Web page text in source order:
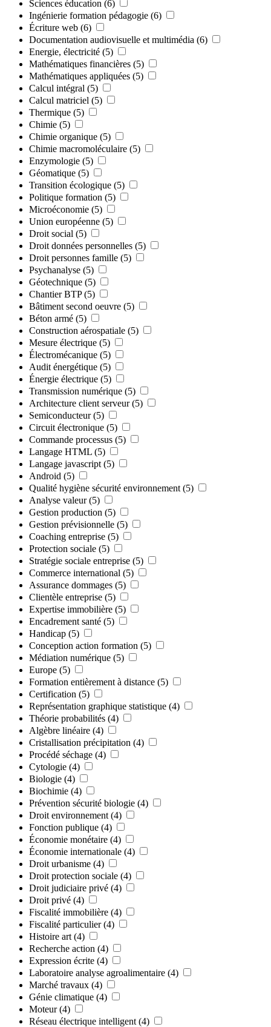
Sciences éducation (6)
Ingénierie formation pédagogie (6)
Écriture web (6)
Documentation audiovisuelle et multimédia (6)
Energie, électricité (5)
Mathématiques financières (5)
Mathématiques appliquées (5)
Calcul intégral (5)
Calcul matriciel (5)
Thermique (5)
Chimie (5)
Chimie organique (5)
Chimie macromoléculaire (5)
Enzymologie (5)
Géomatique (5)
Transition écologique (5)
Politique formation (5)
Microéconomie (5)
Union européenne (5)
Droit social (5)
Droit données personnelles (5)
Droit personnes famille (5)
Psychanalyse (5)
Géotechnique (5)
Chantier BTP (5)
Bâtiment second oeuvre (5)
Béton armé (5)
Construction aérospatiale (5)
Mesure électrique (5)
Électromécanique (5)
Audit énergétique (5)
Énergie électrique (5)
Transmission numérique (5)
Architecture client serveur (5)
Semiconducteur (5)
Circuit électronique (5)
Commande processus (5)
Langage HTML (5)
Langage javascript (5)
Android (5)
Qualité hygiène sécurité environnement (5)
Analyse valeur (5)
Gestion production (5)
Gestion prévisionnelle (5)
Coaching entreprise (5)
Protection sociale (5)
Stratégie sociale entreprise (5)
Commerce international (5)
Assurance dommages (5)
Clientèle entreprise (5)
Expertise immobilière (5)
Encadrement santé (5)
Handicap (5)
Conception action formation (5)
Médiation numérique (5)
Europe (5)
Formation entièrement à distance (5)
Certification (5)
Représentation graphique statistique (4)
Théorie probabilités (4)
Algèbre linéaire (4)
Cristallisation précipitation (4)
Procédé séchage (4)
Cytologie (4)
Biologie (4)
Biochimie (4)
Prévention sécurité biologie (4)
Droit environnement (4)
Fonction publique (4)
Économie monétaire (4)
Économie internationale (4)
Droit urbanisme (4)
Droit protection sociale (4)
Droit judiciaire privé (4)
Droit privé (4)
Fiscalité immobilière (4)
Fiscalité particulier (4)
Histoire art (4)
Recherche action (4)
Expression écrite (4)
Laboratoire analyse agroalimentaire (4)
Marché travaux (4)
Génie climatique (4)
Moteur (4)
Réseau électrique intelligent (4)